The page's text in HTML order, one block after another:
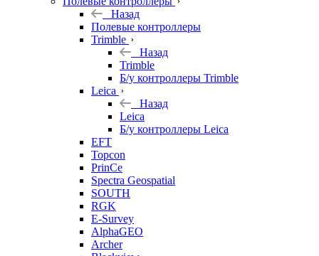
Назад
Полевые контроллеры
Trimble
Назад
Trimble
Б/у контроллеры Trimble
Leica
Назад
Leica
Б/у контроллеры Leica
EFT
Topcon
PrinCe
Spectra Geospatial
SOUTH
RGK
E-Survey
AlphaGEO
Archer